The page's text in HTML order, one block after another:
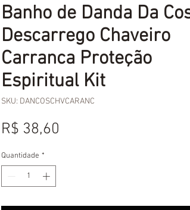
Banho de Danda Da
Descarrego Chaveiro
Carranca Proteção
Espiritual Kit
SKU: DANCOSCHVCARANC
R$ 38,60
Quantidade *